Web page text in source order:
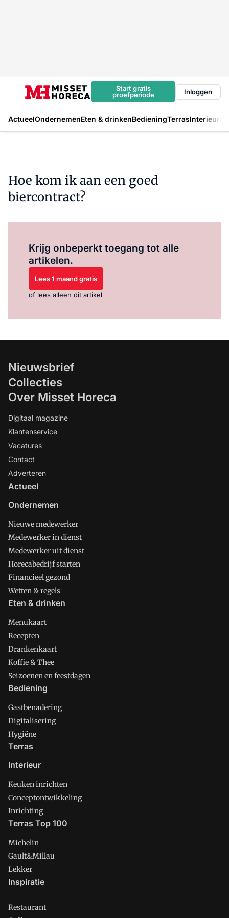
Start gratis
proefperiode
Inloggen
ActueelOndernemenEten & drinkenBedieningTerrasInterieur
Hoe kom ik aan een goed
biercontract?
Krijg onbeperkt toegang tot alle
artikelen.
Lees 1 maand gratis
of lees alleen dit artikel
Nieuwsbrief
Collecties
Over Misset Horeca
Digitaal magazine
Klantenservice
Vacatures
Contact
Adverteren
Actueel
Ondernemen
Nieuwe medewerker
Medewerker in dienst
Medewerker uit dienst
Horecabedrijf starten
Financieel gezond
Wetten & regels
Eten & drinken
Menukaart
Recepten
Drankenkaart
Koffie & Thee
Seizoenen en feestdagen
Bediening
Gastbenadering
Digitalisering
Hygiëne
Terras
Interieur
Keuken inrichten
Conceptontwikkeling
Inrichting
Terras Top 100
Michelin
Gault&Millau
Lekker
Inspiratie
Restaurant